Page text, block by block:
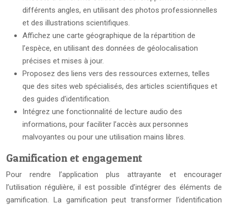
différents angles, en utilisant des photos professionnelles
et des illustrations scientifiques.
Affichez une carte géographique de la répartition de
l’espèce, en utilisant des données de géolocalisation
précises et mises à jour.
Proposez des liens vers des ressources externes, telles
que des sites web spécialisés, des articles scientifiques et
des guides d’identification.
Intégrez une fonctionnalité de lecture audio des
informations, pour faciliter l’accès aux personnes
malvoyantes ou pour une utilisation mains libres.
Gamification et engagement
Pour rendre l’application plus attrayante et encourager
l’utilisation régulière, il est possible d’intégrer des éléments de
gamification. La gamification peut transformer l’identification